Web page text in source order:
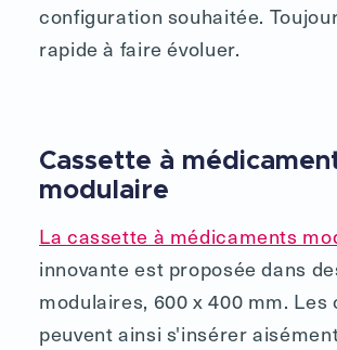
configuration souhaitée.
rapide à faire évoluer.
Cassette à
modulaire
La cassette à médicaments
innovante est proposée dans
modulaires, 600 x 400 mm. Les
peuvent ainsi s'insérer